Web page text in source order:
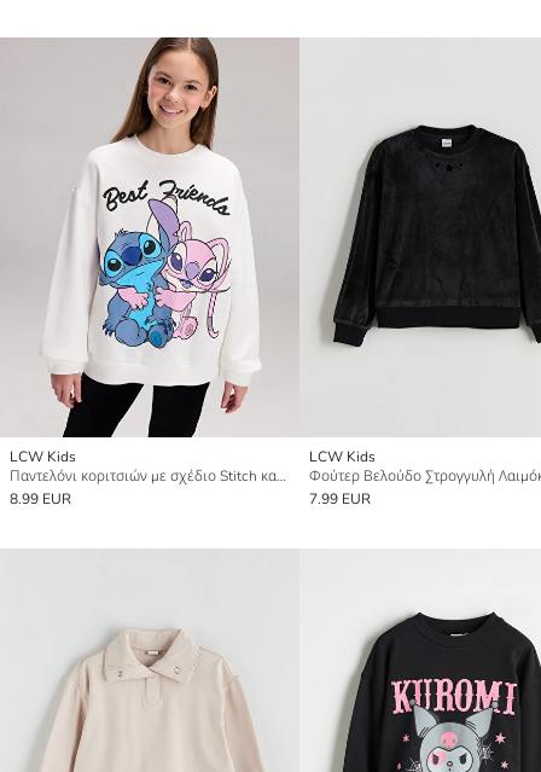
LCW Kids
Παντελόνι κοριτσιών με σχέδιο Stitch και Angel, παχύ και ζεστό.
8.99 EUR
LCW Kids
7.99 EUR